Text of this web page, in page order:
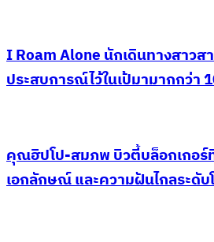
I Roam Alone นักเดินทางสาวส
ประสบการณ์ไว้ในเป้มามากกว่า
คุณฮิปโป-สมภพ บิวตี้บล็อกเกอร์
เอกลักษณ์ และความฝันไกลระดับ